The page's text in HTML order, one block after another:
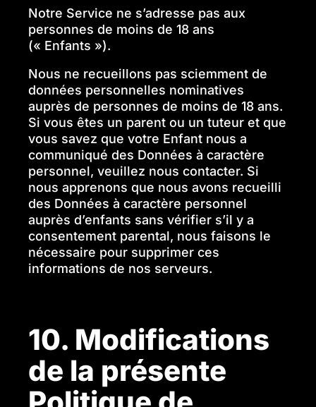
Notre Service ne s’adresse pas aux
personnes de moins de 18 ans
(« Enfants »).
Nous ne recueillons pas sciemment de
données personnelles nominatives
auprès de personnes de moins de 18 ans.
Si vous êtes un parent ou un tuteur et que
vous savez que votre Enfant nous a
communiqué des Données à caractère
personnel, veuillez nous contacter. Si
nous apprenons que nous avons recueilli
des Données à caractère personnel
auprès d’enfants sans vérifier s’il y a
consentement parental, nous faisons le
nécessaire pour supprimer ces
informations de nos serveurs.
10. Modifications
de la présente